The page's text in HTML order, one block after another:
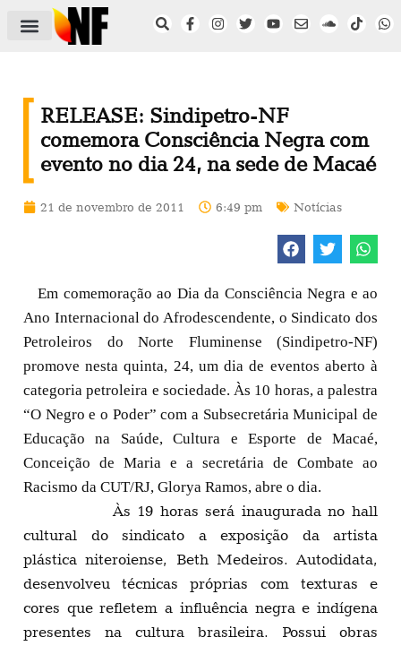
RELEASE: Sindipetro-NF
comemora Consciência Negra com
evento no dia 24, na sede de Macaé
21 de novembro de 2011 6:49 pm Notícias
Em comemoração ao Dia da Consciência Negra e ao
Ano Internacional do Afrodescendente, o Sindicato dos
Petroleiros do Norte Fluminense (Sindipetro-NF)
promove nesta quinta, 24, um dia de eventos aberto à
categoria petroleira e sociedade. Às 10 horas, a palestra
“O Negro e o Poder” com a Subsecretária Municipal de
Educação na Saúde, Cultura e Esporte de Macaé,
Conceição de Maria e a secretária de Combate ao
Racismo da CUT/RJ, Glorya Ramos, abre o dia.
Às 19 horas será inaugurada no hall
cultural do sindicato a exposição da artista
plástica niteroiense, Beth Medeiros. Autodidata,
desenvolveu técnicas próprias com texturas e
cores que refletem a influência negra e indígena
presentes na cultura brasileira. Possui obras